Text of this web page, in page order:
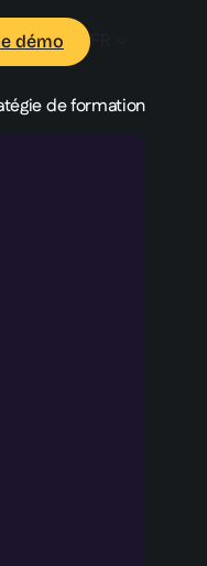
démo FR
de formation